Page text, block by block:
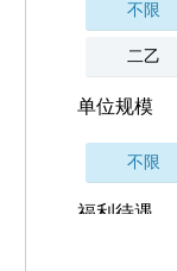
不限
二乙
单位规模
不限
福利待遇